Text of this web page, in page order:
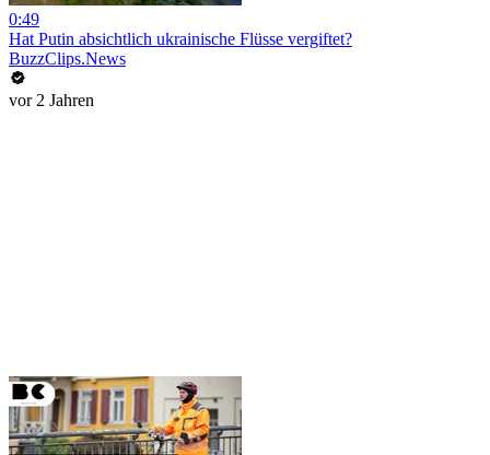
0:49
Hat Putin absichtlich ukrainische Flüsse vergiftet?
BuzzClips.News
vor 2 Jahren